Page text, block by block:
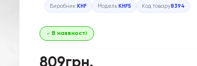
Виробник: KHF Модель: KHF5 Код товару8394
В наявності
809грн.